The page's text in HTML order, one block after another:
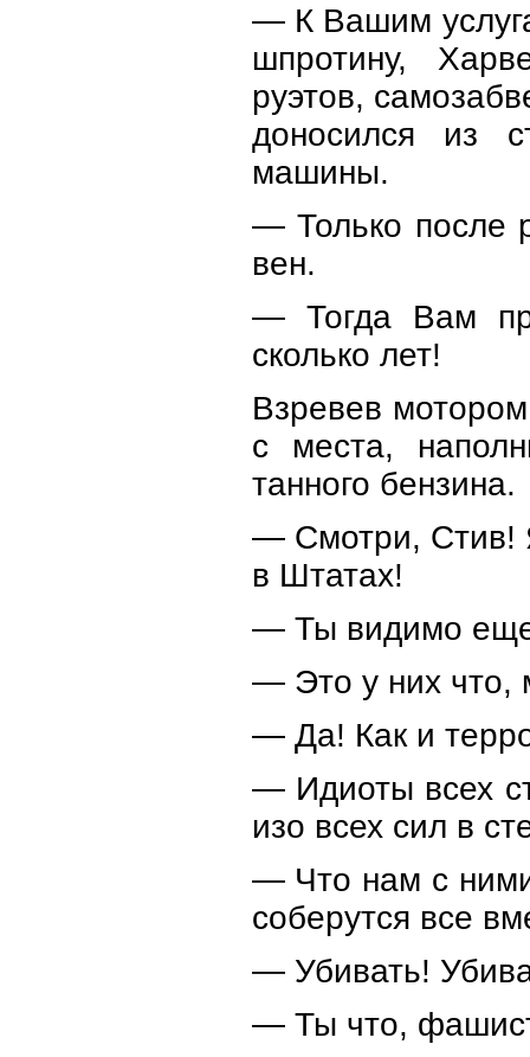
— К Вашим
шпротину,
руэтов,
доносился из
машины.
— Только после
вен.
— Тогда Вам
сколько лет!
Взревев
с места,
танного бензина.
— Смотри, Стив!
в Штатах!
— Ты видимо еще
— Это у них что,
— Да! Как и
— Идиоты всех
изо всех сил в
— Что нам с ними
соберутся все
— Убивать!
— Ты что,